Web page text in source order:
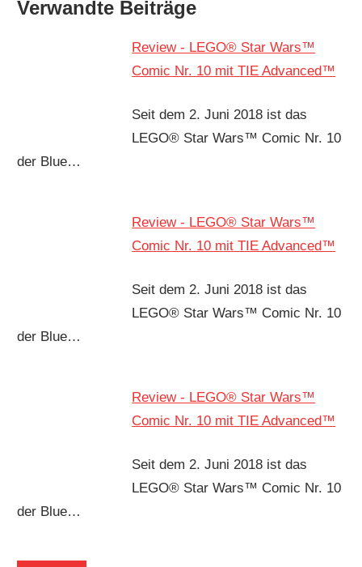
Verwandte Beiträge
Review - LEGO® Star Wars™
Comic Nr. 10 mit TIE Advanced™
Seit dem 2. Juni 2018 ist das
LEGO® Star Wars™ Comic Nr. 10
der Blue…
Review - LEGO® Star Wars™
Comic Nr. 10 mit TIE Advanced™
Seit dem 2. Juni 2018 ist das
LEGO® Star Wars™ Comic Nr. 10
der Blue…
Review - LEGO® Star Wars™
Comic Nr. 10 mit TIE Advanced™
Seit dem 2. Juni 2018 ist das
LEGO® Star Wars™ Comic Nr. 10
der Blue…